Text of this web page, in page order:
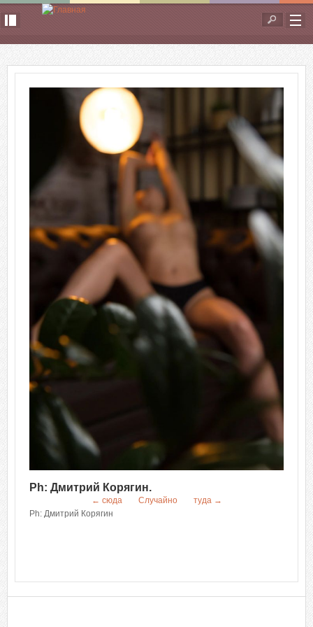
Перейти к основному содержанию
Форма
поиска
Ph: Дмитрий Корягин.
← сюда Случайно
туда →
Ph: Дмитрий Корягин